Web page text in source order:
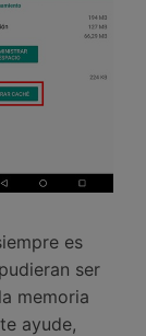
es
ser
memoria
ayude,